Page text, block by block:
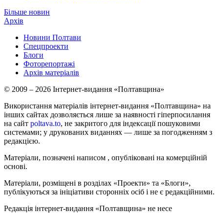
Більше новин
Архів
Новини Полтави
Спецпроекти
Блоги
Фоторепортажі
Архів матеріалів
© 2009 – 2026 Інтернет-видання «Полтавщина»
Використання матеріалів інтернет-видання «Полтавщина» на
інших сайтах дозволяється лише за наявності гіперпосилання
на сайт poltava.to, не закритого для індексації пошуковими
системами; у друкованих виданнях — лише за погодженням з
редакцією.
Матеріали, позначені написом , опубліковані на комерційній
основі.
Матеріали, розміщені в розділах «Проекти» та «Блоги»,
публікуються за ініціативи сторонніх осіб і не є редакційними.
Редакція інтернет-видання «Полтавщина» не несе